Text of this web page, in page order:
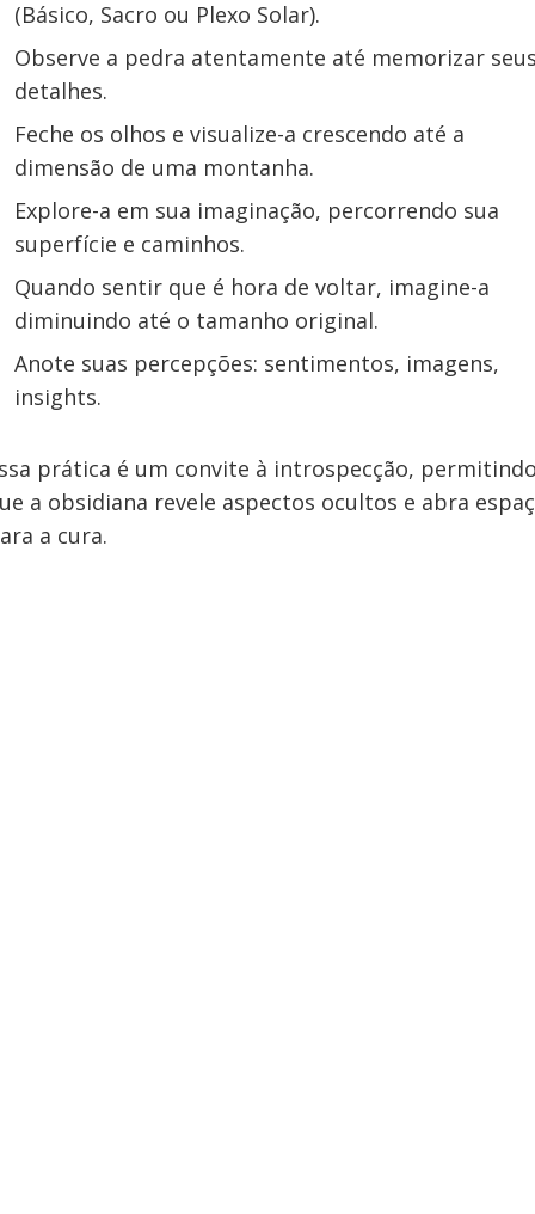
(Básico, Sacro ou Plexo Solar).
Observe a pedra atentamente até memorizar
detalhes.
Feche os olhos e visualize-a crescendo até a
dimensão de uma montanha.
Explore-a em sua imaginação, percorrendo sua
superfície e caminhos.
Quando sentir que é hora de voltar, imagine-a
diminuindo até o tamanho original.
Anote suas percepções: sentimentos, imagens,
insights.
prática é um convite à introspecção,
a obsidiana revele aspectos ocultos e abra
a cura.